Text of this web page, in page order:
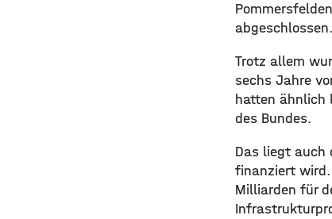
abgeschlossen.
Trotz allem
sechs Jahre
hatten ähnlich
des Bundes.
Das liegt auch
finanziert wird.
Milliarden für